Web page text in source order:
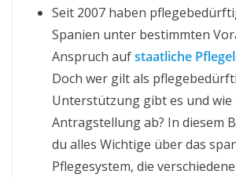
Seit 2007 haben
Spanien unter bestimmten
Anspruch aufstaatliche
Doch wer gilt als
Unterstützung gibt es und wie
Antragstellung ab? In diesem
du alles Wichtige über das
Pflegesystem, die